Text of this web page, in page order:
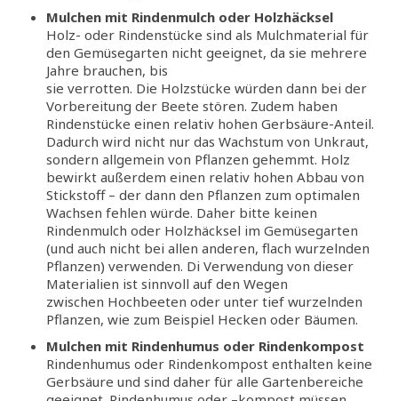
Mulchen mit Rindenmulch oder Holzhäcksel
Holz- oder Rindenstücke sind als Mulchmaterial für
den Gemüsegarten nicht geeignet, da sie mehrere
Jahre brauchen, bis
sie verrotten. Die Holzstücke würden dann bei der
Vorbereitung der Beete stören. Zudem haben
Rindenstücke einen relativ hohen Gerbsäure-Anteil.
Dadurch wird nicht nur das Wachstum von Unkraut,
sondern allgemein von Pflanzen gehemmt. Holz
bewirkt außerdem einen relativ hohen Abbau von
Stickstoff – der dann den Pflanzen zum optimalen
Wachsen fehlen würde. Daher bitte keinen
Rindenmulch oder Holzhäcksel im Gemüsegarten
(und auch nicht bei allen anderen, flach wurzelnden
Pflanzen) verwenden. Di Verwendung von dieser
Materialien ist sinnvoll auf den Wegen
zwischen Hochbeeten oder unter tief wurzelnden
Pflanzen, wie zum Beispiel Hecken oder Bäumen.
Mulchen mit Rindenhumus oder Rindenkompost
Rindenhumus oder Rindenkompost enthalten keine
Gerbsäure und sind daher für alle Gartenbereiche